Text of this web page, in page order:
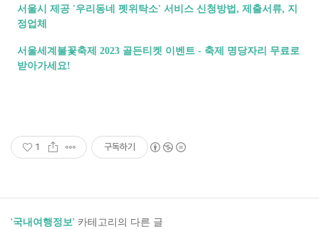
서울시 제공 '우리동네 펫위탁소' 서비스 신청방법, 제출서류, 지
정업체
서울세계불꽃축제 2023 골든티켓 이벤트 - 축제 명당자리 무료로
받아가세요!
1 구독하기
'국내여행정보' 카테고리의 다른 글